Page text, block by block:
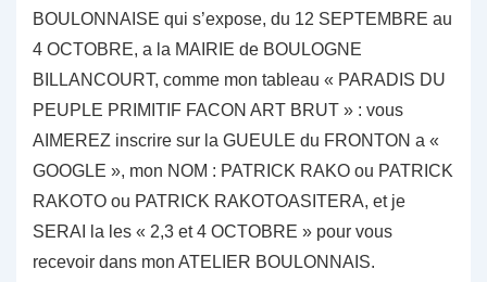
BOULONNAISE qui s’expose, du 12 SEPTEMBRE au
4 OCTOBRE, a la MAIRIE de BOULOGNE
BILLANCOURT, comme mon tableau « PARADIS DU
PEUPLE PRIMITIF FACON ART BRUT » : vous
AIMEREZ inscrire sur la GUEULE du FRONTON a «
GOOGLE », mon NOM : PATRICK RAKO ou PATRICK
RAKOTO ou PATRICK RAKOTOASITERA, et je
SERAI la les « 2,3 et 4 OCTOBRE » pour vous
recevoir dans mon ATELIER BOULONNAIS.